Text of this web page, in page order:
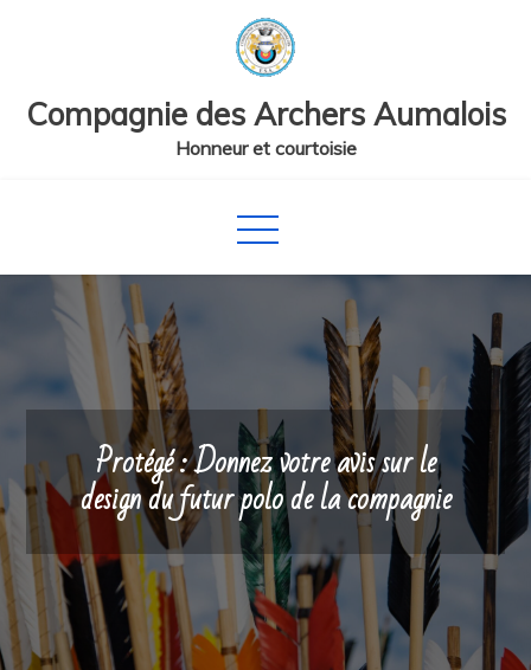
Compagnie des Archers Aumalois
Honneur et courtoisie
Protégé : Donnez votre avis sur le
design du futur polo de la compagnie